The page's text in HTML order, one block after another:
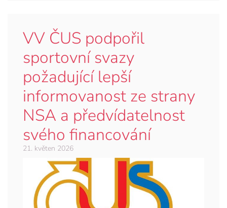
VV ČUS podpořil
sportovní svazy
požadující lepší
informovanost ze strany
NSA a předvídatelnost
svého financování
21. květen 2026